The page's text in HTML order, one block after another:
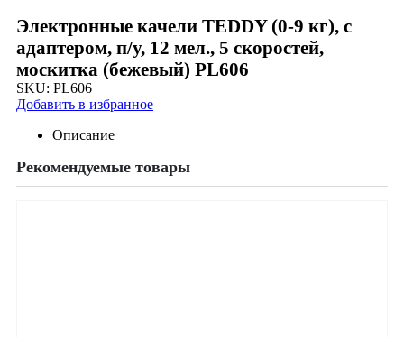
Электронные качели TEDDY (0-9 кг), с
адаптером, п/у, 12 мел., 5 скоростей,
москитка (бежевый) PL606
SKU: PL606
Добавить в избранное
Описание
Рекомендуемые товары